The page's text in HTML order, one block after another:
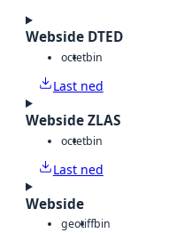
Webside DTED
octetbin
Last ned
Webside ZLAS
octetbin
Last ned
Webside
geotiffbin